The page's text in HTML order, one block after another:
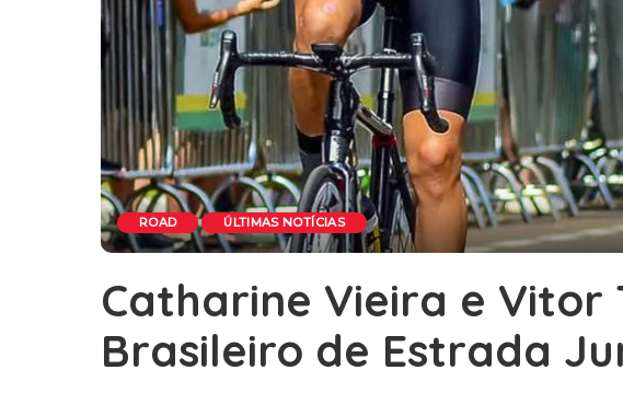
ROAD ÚLTIMAS NOTÍCIAS
Catharine Vieira e Vitor
Brasileiro de Estrada